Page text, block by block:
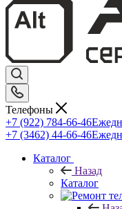
Телефоны
+7 (922) 784-66-46
+7 (3462) 44-66-46
Каталог
Назад
Каталог